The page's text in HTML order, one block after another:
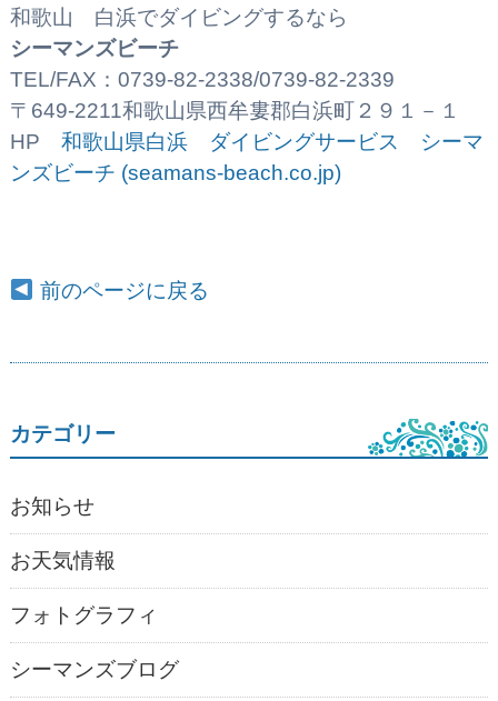
和歌山 白浜でダイビングするなら
シーマンズビーチ
TEL/FAX：0739-82-2338/0739-82-2339
〒649-2211和歌山県西牟婁郡白浜町２９１－１
HP 和歌山県白浜 ダイビングサービス シーマ
ンズビーチ (seamans-beach.co.jp)
前のページに戻る
カテゴリー
お知らせ
お天気情報
フォトグラフィ
シーマンズブログ